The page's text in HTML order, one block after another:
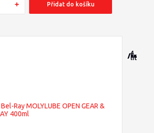
/sada
/sada
/4
litry
/ks
/ks
/ks
/ks
Přidat do košíku
/ks
/ks
/ks
/ks
/ks